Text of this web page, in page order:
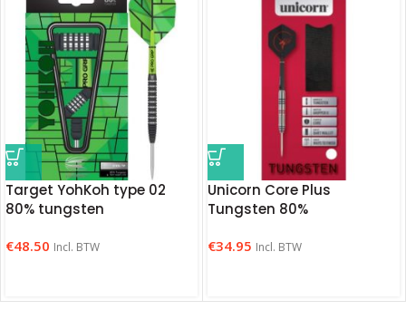
Target YohKoh type 02
80% tungsten
€48.50 Incl. BTW
Unicorn Core Plus
Tungsten 80%
€34.95 Incl. BTW